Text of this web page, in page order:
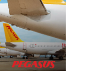
• 05 AĞU 2026
YAKIT
VE
IÇIN